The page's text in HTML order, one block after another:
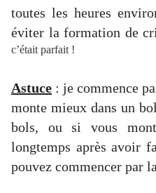
toutes les heures
éviter la formation de
c’était parfait !
Astuce : je commence
monte mieux dans un
bols, ou si vous
longtemps après avoir
pouvez commencer par